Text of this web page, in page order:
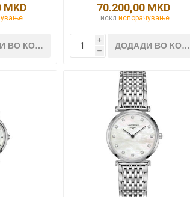
MKD 70.200,00 MKD
искл.испорачување
i
h